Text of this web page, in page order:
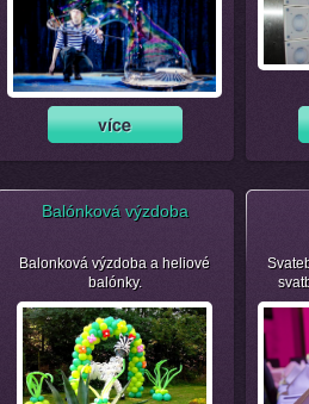
Balónková výzdoba
Balonková výzdoba a heliové
balónky.